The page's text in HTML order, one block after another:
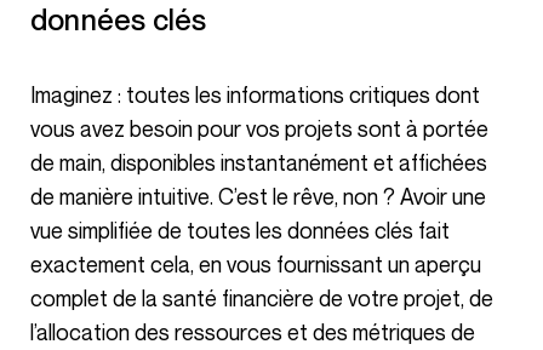
données clés
Imaginez : toutes les informations critiques dont
vous avez besoin pour vos projets sont à portée
de main, disponibles instantanément et affichées
de manière intuitive. C’est le rêve, non ? Avoir une
vue simplifiée de toutes les données clés fait
exactement cela, en vous fournissant un aperçu
complet de la santé financière de votre projet, de
l’allocation des ressources et des métriques de